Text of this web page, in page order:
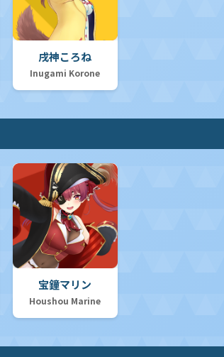
戌神ころね
Inugami Korone
宝鐘マリン
Houshou Marine